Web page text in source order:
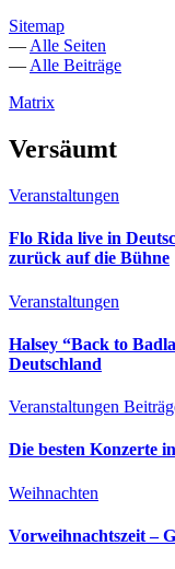
Sitemap
— Alle Seiten
— Alle Beiträge
Matrix
Versäumt
Veranstaltungen
Flo Rida live in
zurück auf die Bühne
Veranstaltungen
Halsey “Back to
Deutschland
Veranstaltungen
Die besten Konzerte
Weihnachten
Vorweihnachtszeit –